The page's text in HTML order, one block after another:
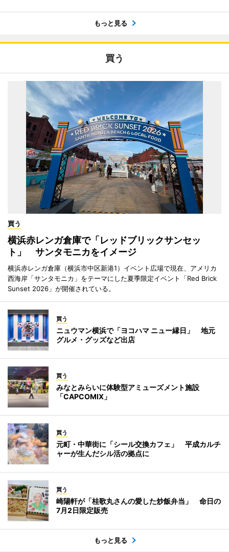
もっと見る
買う
買う
横浜赤レンガ倉庫で「レッドブリックサンセッ
ト」 サンタモニカをイメージ
横浜赤レンガ倉庫（横浜市中区新港1）イベント広場で現在、アメリカ
西海岸「サンタモニカ」をテーマにした夏季限定イベント「Red Brick
Sunset 2026」が開催されている。
買う
ニュウマン横浜で「ヨコハマ ニュー縁日」 地元
グルメ・グッズなど出店
買う
みなとみらいに体験型アミューズメント施設
「CAPCOMIX」
買う
元町・中華街に「シール交換カフェ」 平成カルチ
ャーが生んだシル活の拠点に
買う
崎陽軒が「桂歌丸さんの愛した炒飯弁当」 命日の
7月2日限定販売
もっと見る